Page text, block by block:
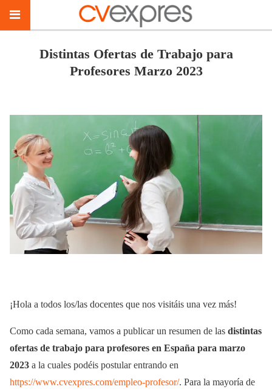
Distintas Ofertas de Trabajo para
Profesores Marzo 2023
¡Hola a todos los/las docentes que nos visitáis una vez más!
Como cada semana, vamos a publicar un resumen de las distintas
ofertas de trabajo para profesores en España para marzo
2023 a la cuales podéis postular entrando en
https://www.cvexpres.com/empleo-profesor/. Para la mayoría de